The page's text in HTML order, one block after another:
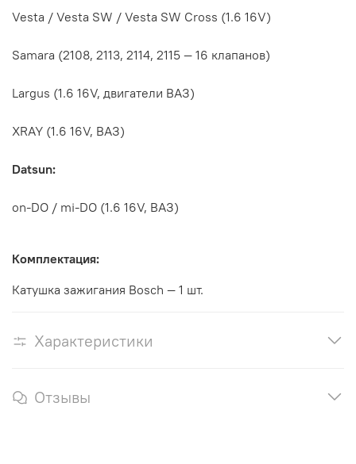
Vesta / Vesta SW / Vesta SW Cross (1.6 16V)
Samara (2108, 2113, 2114, 2115 — 16 клапанов)
Largus (1.6 16V, двигатели ВАЗ)
XRAY (1.6 16V, ВАЗ)
Datsun:
on-DO / mi-DO (1.6 16V, ВАЗ)
Комплектация:
Катушка зажигания Bosch — 1 шт.
Характеристики
Отзывы